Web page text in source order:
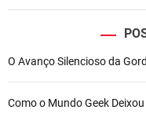
O Avanço Silencioso da
Como o Mundo Geek